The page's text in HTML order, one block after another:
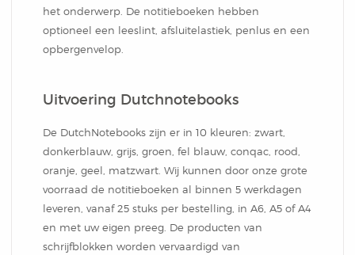
het onderwerp. De notitieboeken hebben
optioneel een leeslint, afsluitelastiek, penlus en een
opbergenvelop.
Uitvoering Dutchnotebooks
De DutchNotebooks zijn er in 10 kleuren: zwart,
donkerblauw, grijs, groen, fel blauw, conqac, rood,
oranje, geel, matzwart. Wij kunnen door onze grote
voorraad de notitieboeken al binnen 5 werkdagen
leveren, vanaf 25 stuks per bestelling, in A6, A5 of A4
en met uw eigen preeg. De producten van
schrijfblokken worden vervaardigd van